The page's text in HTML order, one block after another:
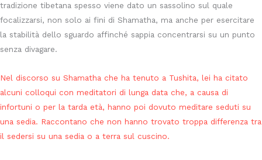
tradizione tibetana spesso viene dato un sassolino sul quale
focalizzarsi, non solo ai fini di Shamatha, ma anche per esercitare
la stabilità dello sguardo affinché sappia concentrarsi su un punto
senza divagare.
Nel discorso su Shamatha che ha tenuto a Tushita, lei ha citato
alcuni colloqui con meditatori di lunga data che, a causa di
infortuni o per la tarda età, hanno poi dovuto meditare seduti su
una sedia. Raccontano che non hanno trovato troppa differenza tra
il sedersi su una sedia o a terra sul cuscino.